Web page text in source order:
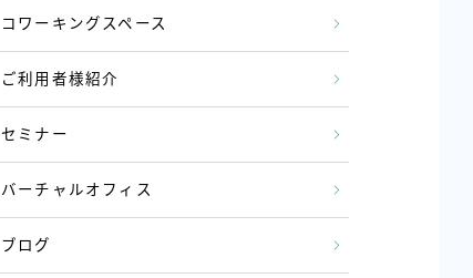
コワーキングスペース
ご利用者様紹介
セミナー
バーチャルオフィス
ブログ